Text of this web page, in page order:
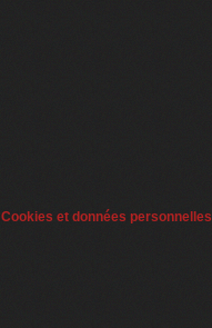
Cookies et données personnelles